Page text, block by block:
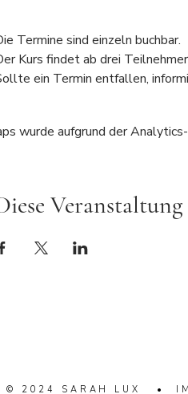
Termine sind einzeln buchbar.
Kurs findet ab drei
ein Termin entfallen,
wurde aufgrund der
© 2024 SARAH LUX •